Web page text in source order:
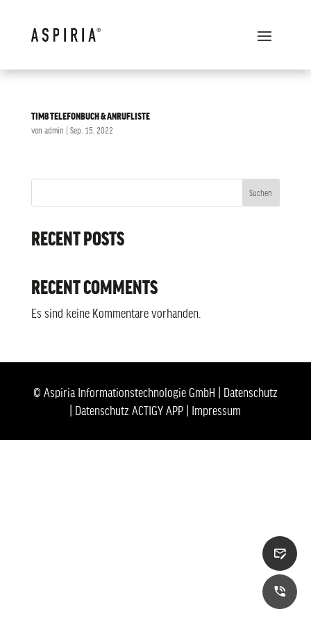
TIM8 TELEFONBUCH & ANRUFLISTE
von admin Sep. 15, 2022
Suchen
RECENT POSTS
RECENT COMMENTS
Es sind keine Kommentare vorhanden.
© Aspiria Informationstechnologie GmbH | Datenschutz
Datenschutz ACTIGY APP Impressum